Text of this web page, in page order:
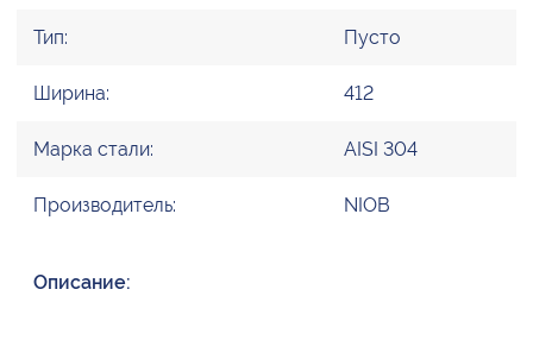
Тип: Пусто
Ширина: 412
Марка стали: AISI 304
Производитель: NIOB
Описание: